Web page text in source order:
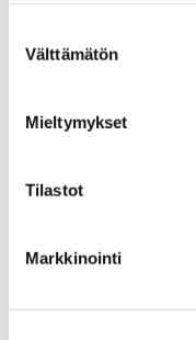
valinta
Välttämätön
Mieltymykset
Tilastot
Markkinointi
ANNA LEPPÄNEN
Vuokravälittäjä LVV,
Sp-Koti Jämsä